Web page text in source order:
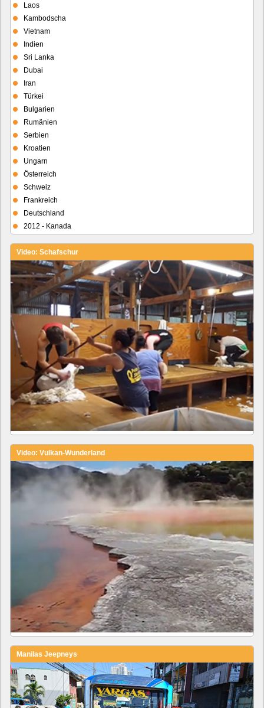
Laos
Kambodscha
Vietnam
Indien
Sri Lanka
Dubai
Iran
Türkei
Bulgarien
Rumänien
Serbien
Kroatien
Ungarn
Österreich
Schweiz
Frankreich
Deutschland
2012 - Kanada
Video: Schafschur
Video: Vulkan-Wunderland
Manilas Jeepneys